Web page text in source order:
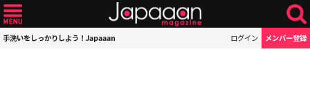
手洗いをしっかりしよう！Japaaan ログイン メンバー登録